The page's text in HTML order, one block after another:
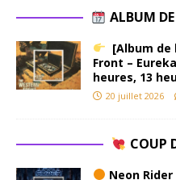
ALBUM
[Album de
Front –
heures, 13
20 juillet 2026
COUP
Neon